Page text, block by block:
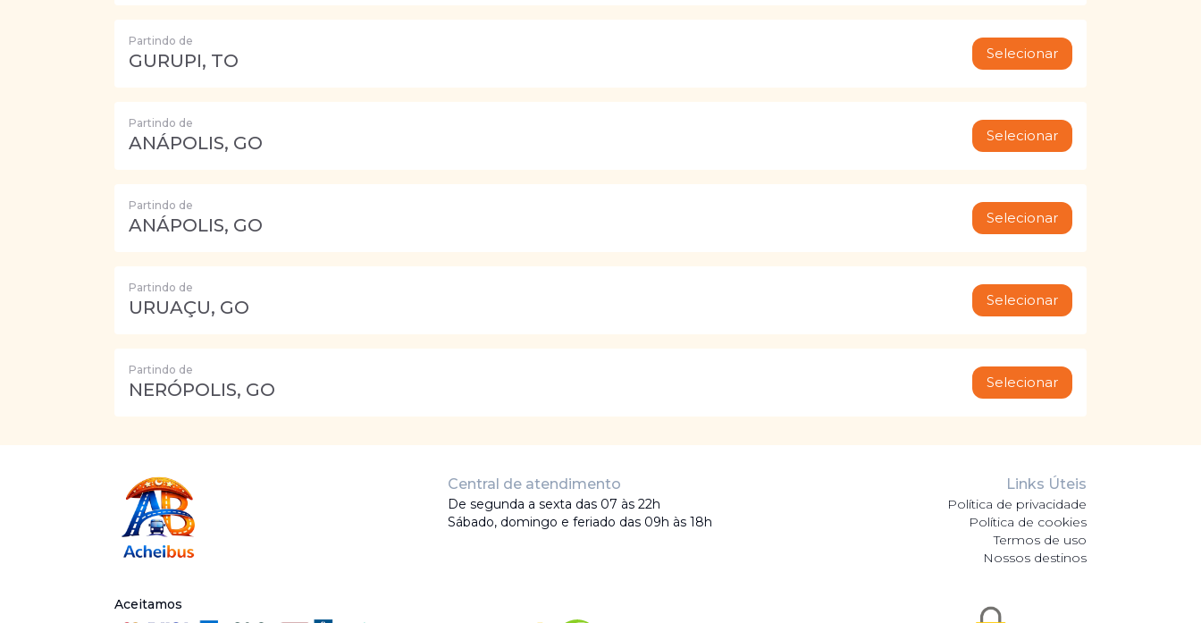
Partindo de
GURUPI, TO Selecionar
Partindo de
ANÁPOLIS, GO Selecionar
Partindo de
ANÁPOLIS, GO Selecionar
Partindo de
URUAÇU, GO Selecionar
Partindo de
NERÓPOLIS, GO Selecionar
Central de atendimento
De segunda a sexta das 07 às 22h
Sábado, domingo e feriado das 09h às 18h
Links Úteis
Política de privacidade
Política de cookies
Termos de uso
Nossos destinos
Aceitamos